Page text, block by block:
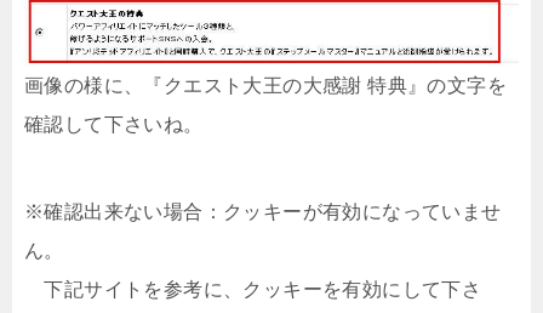
画像の様に、『クエスト大王の大感謝 特典』の文字を
確認して下さいね。
※確認出来ない場合：クッキーが有効になっていませ
ん。
下記サイトを参考に、クッキーを有効にして下さ